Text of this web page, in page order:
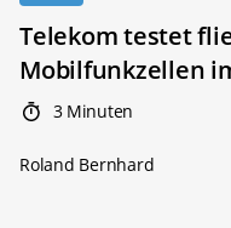
Telekom testet
Mobilfunkzellen
3 Minuten
Roland Bernhard